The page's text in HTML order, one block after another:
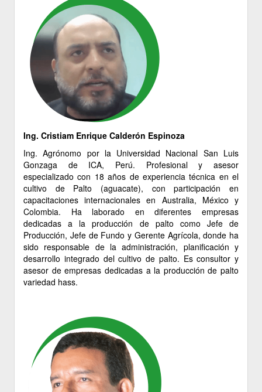
Ing. Cristiam Enrique Calderón Espinoza
Ing. Agrónomo por la Universidad Nacional San Luis
Gonzaga de ICA, Perú. Profesional y asesor
especializado con 18 años de experiencia técnica en el
cultivo de Palto (aguacate), con participación en
capacitaciones internacionales en Australia, México y
Colombia. Ha laborado en diferentes empresas
dedicadas a la producción de palto como Jefe de
Producción, Jefe de Fundo y Gerente Agrícola, donde ha
sido responsable de la administración, planificación y
desarrollo integrado del cultivo de palto. Es consultor y
asesor de empresas dedicadas a la producción de palto
variedad hass.